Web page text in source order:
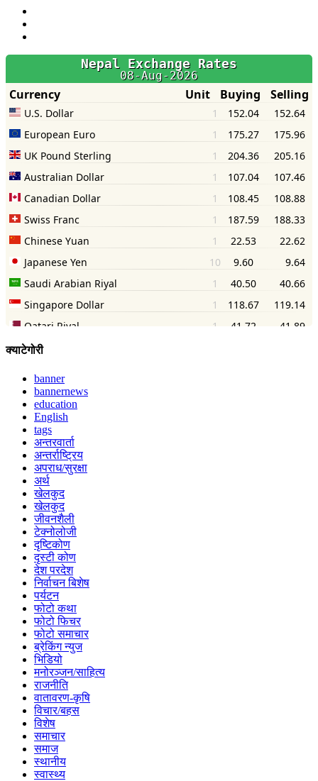
क्याटेगोरी
banner
bannernews
education
English
tags
अन्तरवार्ता
अन्तर्राष्ट्रिय
अपराध/सुरक्षा
अर्थ
खेलकुद
खेलकुद
जीवनशैली
टेक्नोलोजी
दृष्टिकोण
दृस्टी कोण
देश परदेश
निर्वाचन बिशेष
पर्यटन
फोटो कथा
फोटो फिचर
फोटो समाचार
ब्रेकिंग न्युज
भिडियो
मनोरञ्जन/साहित्य
राजनीति
वातावरण-कृषि
विचार/बहस
विशेष
समाचार
समाज
स्थानीय
स्वास्थ्य